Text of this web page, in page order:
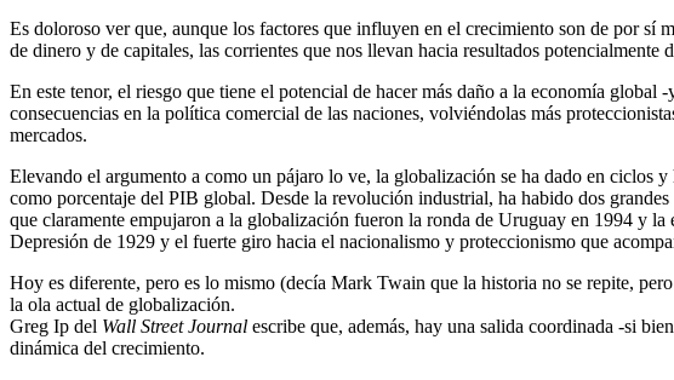
Es doloroso ver que, aunque los factores que influyen en el crecimiento son de por sí
de dinero y de capitales, las corrientes que nos llevan hacia resultados
En este tenor, el riesgo que tiene el potencial de hacer más daño a la economía
consecuencias en la política comercial de las naciones, volviéndolas más
mercados.
Elevando el argumento a como un pájaro lo ve, la globalización se ha dado en ciclos
como porcentaje del PIB global. Desde la revolución industrial, ha habido dos
que claramente empujaron a la globalización fueron la ronda de Uruguay en 1994 y
Depresión de 1929 y el fuerte giro hacia el nacionalismo y proteccionismo que
Hoy es diferente, pero es lo mismo (decía Mark Twain que la historia no se repite,
la ola actual de globalización.
Greg Ip del Wall Street Journal escribe que, además, hay una salida coordinada -si
dinámica del crecimiento.